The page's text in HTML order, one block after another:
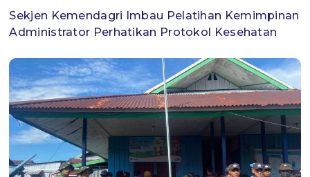
Sekjen Kemendagri Imbau Pelatihan Kemimpinan
Administrator Perhatikan Protokol Kesehatan